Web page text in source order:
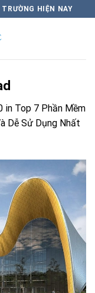
HIỆN NAY
in Top 7 Phần Mềm
Dễ Sử Dụng Nhất